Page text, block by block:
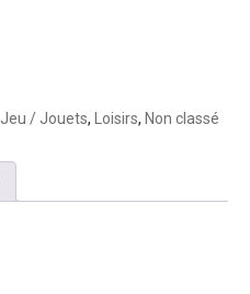
Jeu / Jouets, Loisirs, Non classé